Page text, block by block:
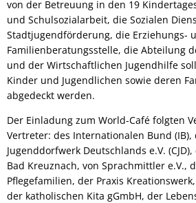
von der Betreuung in den 19
und Schulsozialarbeit, die Sozialen
Stadtjugendförderung, die Erziehungs-
Familienberatungsstelle, die Abteilung
und der Wirtschaftlichen Jugendhilfe
Kinder und Jugendlichen sowie deren
abgedeckt werden.
Der Einladung zum World-Café folgten
Vertreter: des Internationalen Bund (IB),
Jugenddorfwerk Deutschlands e.V.
Bad Kreuznach, von Sprachmittler e.V.,
Pflegefamilien, der Praxis
der katholischen Kita gGmbH, der